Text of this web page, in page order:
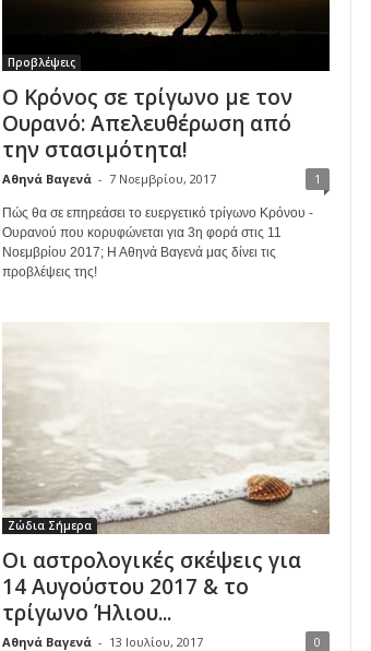
Προβλέψεις
Ο Κρόνος σε τρίγωνο με τον
Ουρανό: Απελευθέρωση από
την στασιμότητα!
Αθηνά Βαγενά - 7 Νοεμβρίου, 2017 1
Πώς θα σε επηρεάσει το ευεργετικό τρίγωνο Κρόνου -
Ουρανού που κορυφώνεται για 3η φορά στις 11
Νοεμβρίου 2017; Η Αθηνά Βαγενά μας δίνει τις
προβλέψεις της!
Ζώδια Σήμερα
Οι αστρολογικές σκέψεις για
14 Αυγούστου 2017 & το
τρίγωνο Ήλιου...
Αθηνά Βαγενά - 13 Ιουλίου, 2017 0